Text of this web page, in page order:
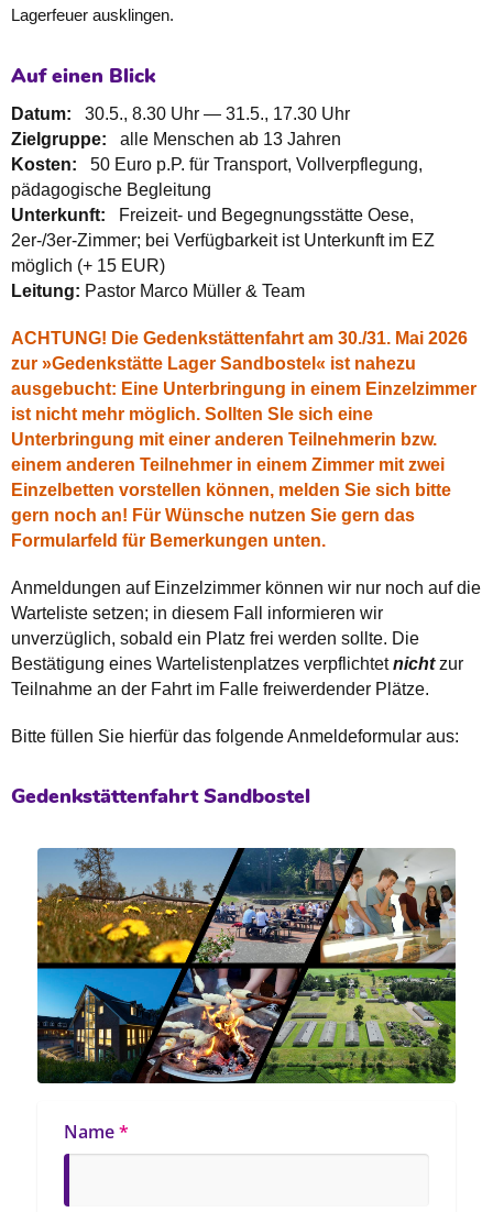
Lagerfeuer ausklingen.
Auf einen Blick
Datum:
30.5., 8.30 Uhr — 31.5., 17.30 Uhr
Zielgruppe:
alle Menschen ab 13 Jahren
Kosten: 50 Euro p.P. für Transport, Vollverpflegung,
pädagogische Begleitung
Unterkunft:
Freizeit- und Begegnungsstätte Oese,
2er-/3er-Zimmer; bei Verfügbarkeit ist Unterkunft im EZ
möglich (+ 15 EUR)
Leitung: Pastor Marco Müller & Team
ACHTUNG! Die Gedenkstättenfahrt am 30./31. Mai 2026
zur »Gedenkstätte Lager Sandbostel« ist nahezu
ausgebucht: Eine Unterbringung in einem Einzelzimmer
ist nicht mehr möglich. Sollten SIe sich eine
Unterbringung mit einer anderen Teilnehmerin bzw.
einem anderen Teilnehmer in einem Zimmer mit zwei
Einzelbetten vorstellen können, melden Sie sich bitte
gern noch an! Für Wünsche nutzen Sie gern das
Formularfeld für Bemerkungen unten.
Anmeldungen auf Einzelzimmer können wir nur noch auf die
Warteliste setzen; in diesem Fall informieren wir
unverzüglich, sobald ein Platz frei werden sollte. Die
Bestätigung eines Wartelistenplatzes verpflichtetnichtzur
Teilnahme an der Fahrt im Falle freiwerdender Plätze.
Bitte füllen Sie hierfür das folgende Anmeldeformular aus:
Gedenkstättenfahrt Sandbostel